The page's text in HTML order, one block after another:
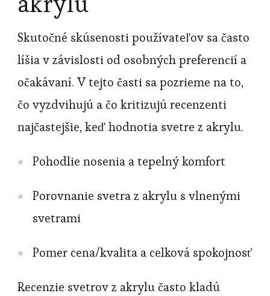
Skutočné skúsenosti používateľov sa často
líšia v závislosti od osobných preferencií a
očakávaní. V tejto časti sa pozrieme na to,
čo vyzdvihujú a čo kritizujú recenzenti
najčastejšie, keď hodnotia svetre z akrylu.
Pohodlie nosenia a tepelný komfort
Porovnanie svetra z akrylu s vlnenými
svetrami
Pomer cena/kvalita a celková spokojnosť
Recenzie svetrov z akrylu často kladú